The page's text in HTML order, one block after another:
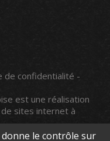
de confidentialité -
est une réalisation
de sites internet à
le contrôle sur